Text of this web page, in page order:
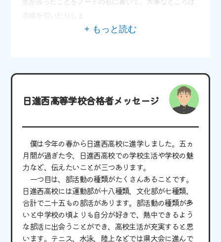
赤線を引いたりしま
日進西高等学校合格者メッセージ
僕は今年の春から日進西高校に進学しました。五ヵ
月間が過ぎた今、日進西高校での学校生活や学校の魅
力など、伝えたいことが三つあります。
一つ目は、部活動の種類がたくさんあることです。
日進西高校には運動部が十八種類、文化部が七種類、
合計で二十五もの部活があります。部活動の種類が多
いと中学校の頃よりも自分が好きで、熱中できるよう
な部活に出会うことができ、高校生活が充実すると思
います。テニス、水泳、陸上などでは県大会に進んで